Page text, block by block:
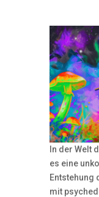
In der Welt
es eine
Entstehung
mit